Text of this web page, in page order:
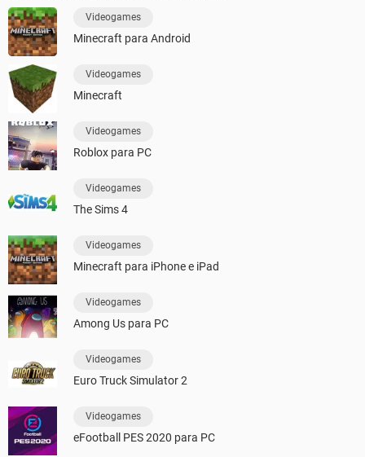
Videogames
Minecraft para Android
Videogames
Minecraft
Videogames
Roblox para PC
Videogames
The Sims 4
Videogames
Minecraft para iPhone e iPad
Videogames
Among Us para PC
Videogames
Euro Truck Simulator 2
Videogames
eFootball PES 2020 para PC